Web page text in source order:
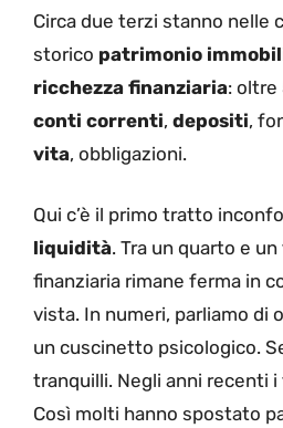
Circa due terzi stanno nelle
storico patrimonio
ricchezza finanziaria: oltre
conti correnti, depositi,
vita, obbligazioni.
Qui c’è il primo tratto
liquidità. Tra un quarto e
finanziaria rimane ferma in
vista. In numeri, parliamo di
un cuscinetto psicologico.
tranquilli. Negli anni recenti
Così molti hanno spostato